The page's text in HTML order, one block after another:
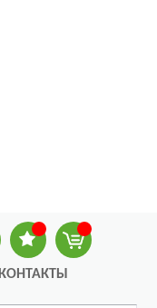
КОНТАКТЫ